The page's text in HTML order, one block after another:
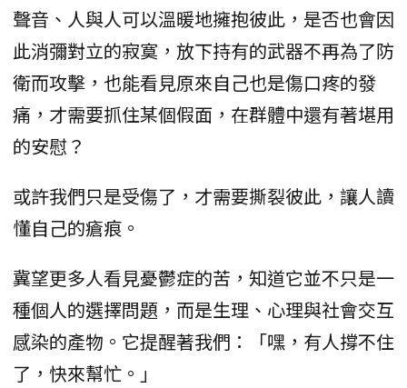
聲音、人與人可以溫暖地擁抱彼此，是否也會因
此消彌對立的寂寞，放下持有的武器不再為了防
衛而攻擊，也能看見原來自己也是傷口疼的發
痛，才需要抓住某個假面，在群體中還有著堪用
的安慰？
或許我們只是受傷了，才需要撕裂彼此，讓人讀
懂自己的瘡痕。
冀望更多人看見憂鬱症的苦，知道它並不只是一
種個人的選擇問題，而是生理、心理與社會交互
感染的產物。它提醒著我們：「嘿，有人撐不住
了，快來幫忙。」